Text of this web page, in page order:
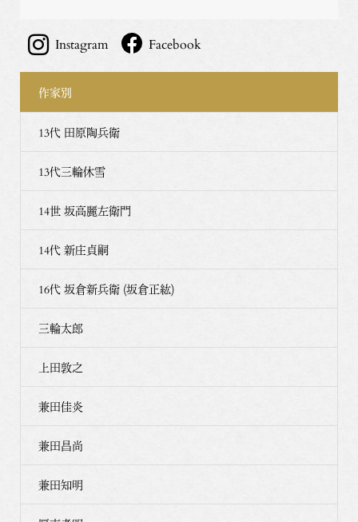
Instagram Facebook
作家別
13代 田原陶兵衛
13代三輪休雪
14世 坂高麗左衛門
14代 新庄貞嗣
16代 坂倉新兵衛 (坂倉正紘)
三輪太郎
上田敦之
兼田佳炎
兼田昌尚
兼田知明